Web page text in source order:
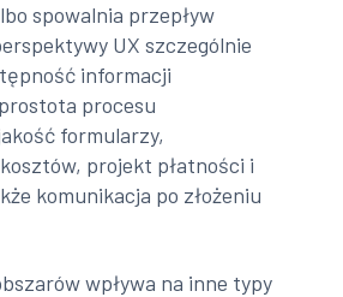
spowalnia przepływ
UX szczególnie
informacji
procesu
formularzy,
projekt płatności i
komunikacja po złożeniu
wpływa na inne typy